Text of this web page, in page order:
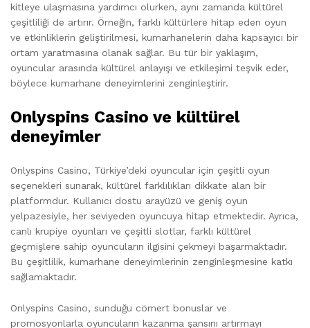
kitleye ulaşmasına yardımcı olurken, aynı zamanda kültürel
çeşitliliği de artırır. Örneğin, farklı kültürlere hitap eden oyun
ve etkinliklerin geliştirilmesi, kumarhanelerin daha kapsayıcı bir
ortam yaratmasına olanak sağlar. Bu tür bir yaklaşım,
oyuncular arasında kültürel anlayışı ve etkileşimi teşvik eder,
böylece kumarhane deneyimlerini zenginleştirir.
Onlyspins Casino ve kültürel
deneyimler
Onlyspins Casino, Türkiye’deki oyuncular için çeşitli oyun
seçenekleri sunarak, kültürel farklılıkları dikkate alan bir
platformdur. Kullanıcı dostu arayüzü ve geniş oyun
yelpazesiyle, her seviyeden oyuncuya hitap etmektedir. Ayrıca,
canlı krupiye oyunları ve çeşitli slotlar, farklı kültürel
geçmişlere sahip oyuncuların ilgisini çekmeyi başarmaktadır.
Bu çeşitlilik, kumarhane deneyimlerinin zenginleşmesine katkı
sağlamaktadır.
Onlyspins Casino, sunduğu cömert bonuslar ve
promosyonlarla oyuncuların kazanma şansını artırmayı